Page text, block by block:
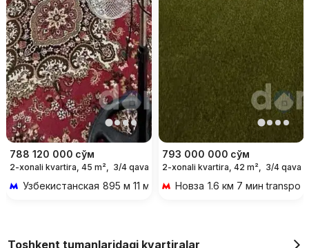
788 120 000 сўм
2-xonali kvartira, 45 m², 3/4 qavat
Узбекистанская 895 м 11 мин piyoda
793 000 000 сўм
2-xonali kvartira, 42 m², 3/4 qavat
Новза 1.6 км 7 мин
Toshkent tumanlaridagi kvartiralar